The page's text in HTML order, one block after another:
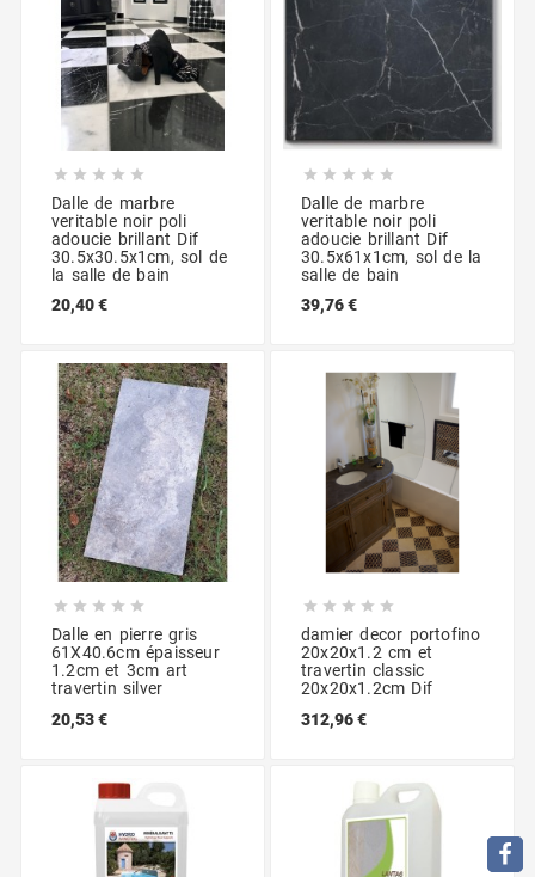
    
Dalle de marbre
veritable noir poli
adoucie brillant Dif
30.5x30.5x1cm, sol de
la salle de bain
20,40 €
    
Dalle de marbre
veritable noir poli
adoucie brillant Dif
30.5x61x1cm, sol de la
salle de bain
39,76 €
    
Dalle en pierre gris
61X40.6cm épaisseur
1.2cm et 3cm art
travertin silver
20,53 €
    
damier decor portofino
20x20x1.2 cm et
travertin classic
20x20x1.2cm Dif
312,96 €